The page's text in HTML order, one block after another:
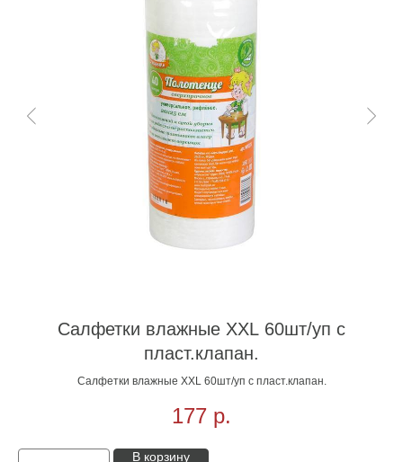
Салфетки влажные XXL 60шт/уп с
пласт.клапан.
Салфетки влажные XXL 60шт/уп с пласт.клапан.
177 р.
В корзину